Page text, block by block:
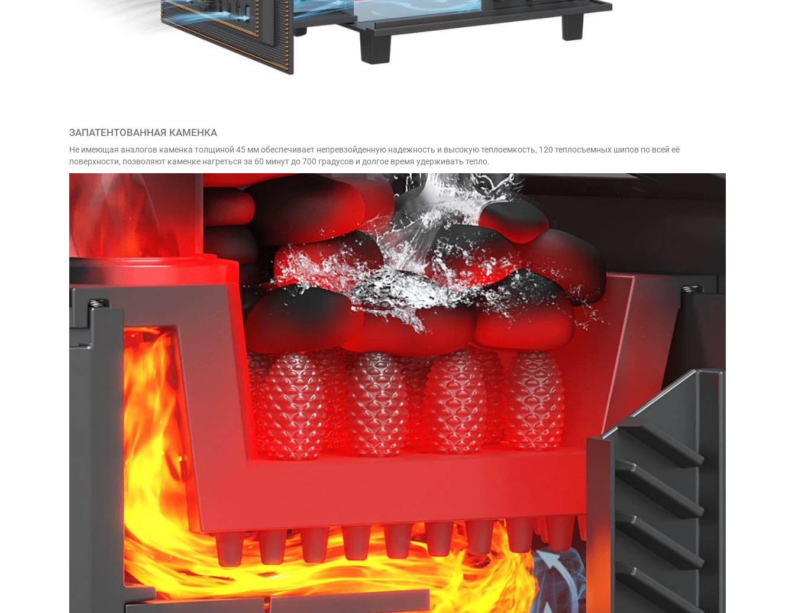
ЗАПАТЕНТОВАННАЯ КАМЕНКА
Не имеющая аналогов каменка толщиной 45 мм обеспечивает непревзойденную надежность и высокую теплоемкость, 120 теплосъемных шипов по всей её
поверхности, позволяют каменке нагреться за 60 минут до 700 градусов и долгое время удерживать тепло.